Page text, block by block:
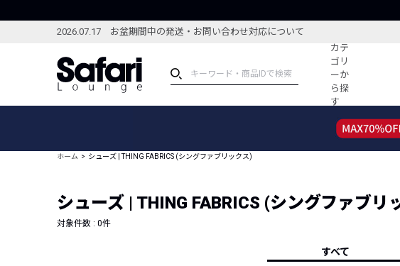
2026.07.17 お盆期間中の発送・お問い合わせ対応について
カテ
ゴリ
ーか
ら探
す
ブランドから探す
新着アイテム
編集部のおすすめアイテム
特集記事
コーディネート
ホーム シューズ | THING FABRICS (シングファブリックス)
シューズ | THING FABRICS (シングファブリ
対象件数 : 0件
すべて